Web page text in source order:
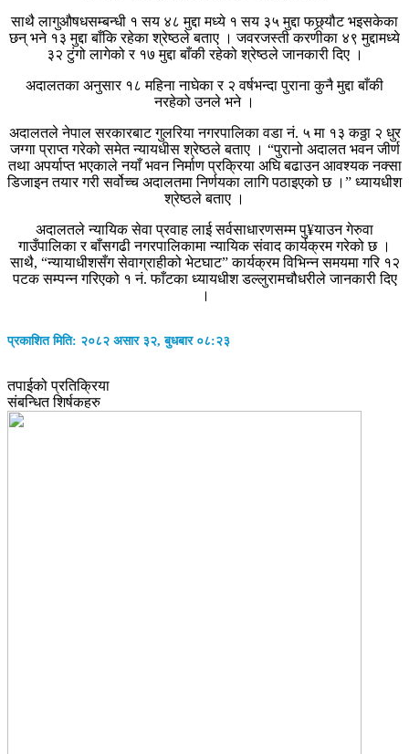
साथै लागुऔषधसम्बन्धी १ सय ४८ मुद्दा मध्ये १ सय ३५ मुद्दा फछ्र्यौट भइसकेका
छन् भने १३ मुद्दा बाँकि रहेका श्रेष्ठले बताए । जवरजस्ती करणीका ४९ मुद्दामध्ये
३२ टुंगो लागेको र १७ मुद्दा बाँकी रहेको श्रेष्ठले जानकारी दिए ।
अदालतका अनुसार १८ महिना नाघेका र २ वर्षभन्दा पुराना कुनै मुद्दा बाँकी
नरहेको उनले भने ।
अदालतले नेपाल सरकारबाट गुलरिया नगरपालिका वडा नं. ५ मा १३ कठ्ठा २ धुर
जग्गा प्राप्त गरेको समेत न्यायधीस श्रेष्ठले बताए । “पुरानो अदालत भवन जीर्ण
तथा अपर्याप्त भएकाले नयाँ भवन निर्माण प्रक्रिया अघि बढाउन आवश्यक नक्सा
डिजाइन तयार गरी सर्वोच्च अदालतमा निर्णयका लागि पठाइएको छ ।” ध्यायधीश
श्रेष्ठले बताए ।
अदालतले न्यायिक सेवा प्रवाह लाई सर्वसाधारणसम्म पु¥याउन गेरुवा
गाउँपालिका र बाँसगढी नगरपालिकामा न्यायिक संवाद कार्यक्रम गरेको छ ।
साथै, “न्यायाधीशसँग सेवाग्राहीको भेटघाट” कार्यक्रम विभिन्न समयमा गरि १२
पटक सम्पन्न गरिएको १ नं. फाँटका ध्यायधीश डल्लुरामचौधरीले जानकारी दिए
।
प्रकाशित मिति: २०८२ असार ३२, बुधबार ०८:२३
तपाईको प्रतिक्रिया
संबन्धित शिर्षकहरु